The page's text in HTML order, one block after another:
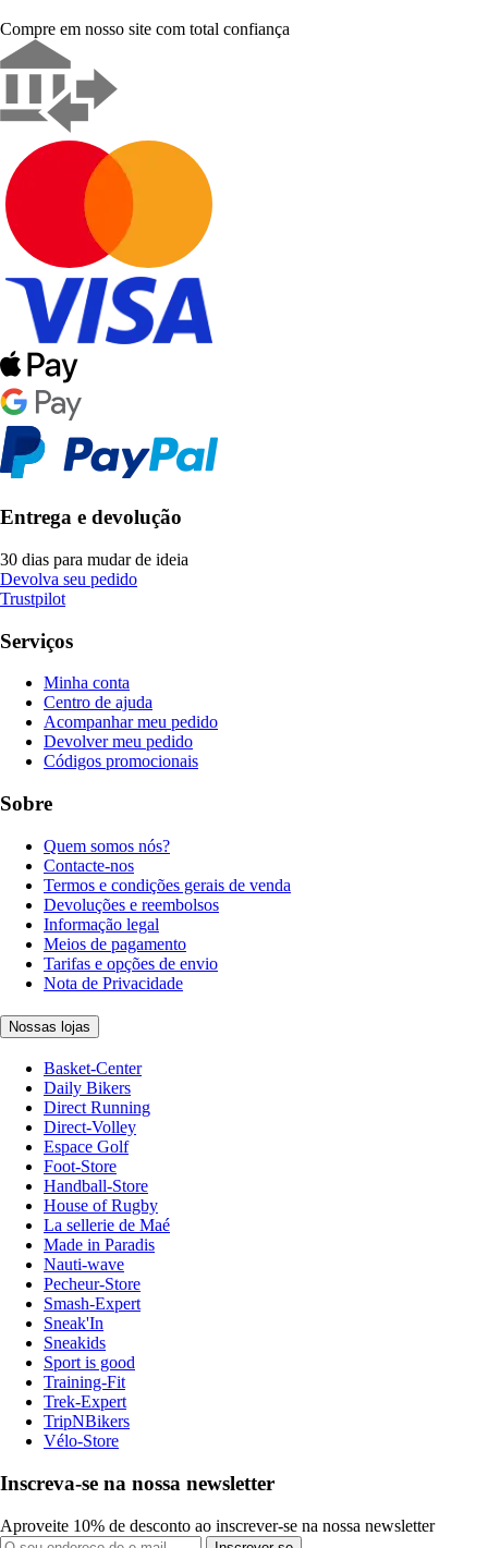
Compre em nosso site com total confiança
Entrega e devolução
30 dias para mudar de ideia
Devolva seu pedido
Trustpilot
Serviços
Minha conta
Centro de ajuda
Acompanhar meu pedido
Devolver meu pedido
Códigos promocionais
Sobre
Quem somos nós?
Contacte-nos
Termos e condições gerais de venda
Devoluções e reembolsos
Informação legal
Meios de pagamento
Tarifas e opções de envio
Nota de Privacidade
Nossas lojas
Basket-Center
Daily Bikers
Direct Running
Direct-Volley
Espace Golf
Foot-Store
Handball-Store
House of Rugby
La sellerie de Maé
Made in Paradis
Nauti-wave
Pecheur-Store
Smash-Expert
Sneak'In
Sneakids
Sport is good
Training-Fit
Trek-Expert
TripNBikers
Vélo-Store
Inscreva-se na nossa newsletter
Aproveite 10% de desconto ao inscrever-se na nossa newsletter